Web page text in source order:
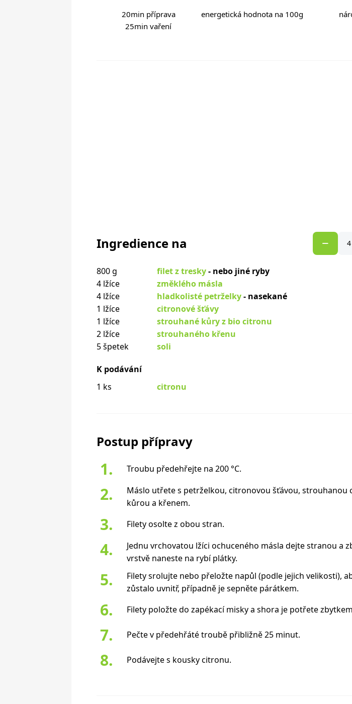
20min příprava
25min vaření
energetická hodnota na 100g
Ingredience na
800 g filet z tresky- nebo jiné ryby
4 lžíce
změklého másla
4 lžíce
hladkolisté petrželky- nasekané
1 lžíce
citronové šťávy
1 lžíce
strouhané kůry z bio citronu
2 lžíce
strouhaného křenu
5 špetek
soli
K podávání
1 ks
citronu
Postup přípravy
Troubu předehřejte na 200 °C.
Máslo utřete s petrželkou, citronovou šťávou, strouhanou
kůrou a křenem.
Filety osolte z obou stran.
Jednu vrchovatou lžíci ochuceného másla dejte stranou a
vrstvě naneste na rybí plátky.
Filety srolujte nebo přeložte napůl (podle jejich velikosti),
zůstalo uvnitř, případně je sepněte párátkem.
Filety položte do zapékací misky a shora je potřete
Pečte v předehřáté troubě přibližně 25 minut.
Podávejte s kousky citronu.